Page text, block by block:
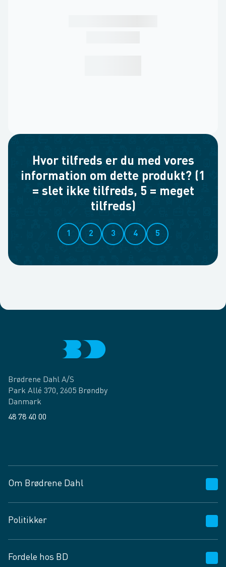
Hvor tilfreds er du med vores
information om dette produkt? (1
= slet ikke tilfreds, 5 = meget
tilfreds)
1 2 3 4 5
Brødrene Dahl A/S
Park Allé 370, 2605 Brøndby
Danmark
48 78 40 00
Om Brødrene Dahl
Vagttelefon 30 10 89 89
Spørgsmål og svar
Job og karriere
Politikker
Privatlivspolitik
Fordele hos BD